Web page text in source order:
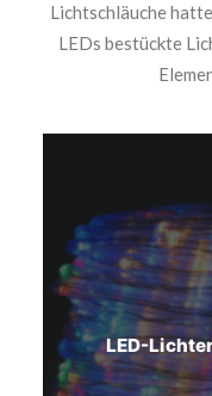
Lichtschläuche
LEDs bestückte
LED-